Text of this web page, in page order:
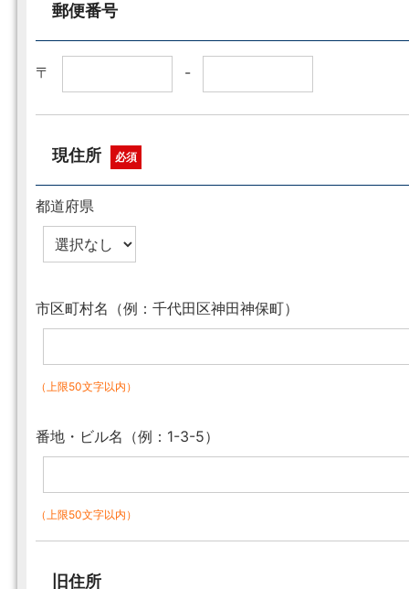
郵便番号
〒 -
現住所 必須
都道府県
市区町村名（例：千代田区神田神保町）
（上限50文字以内）
番地・ビル名（例：1-3-5）
（上限50文字以内）
旧住所